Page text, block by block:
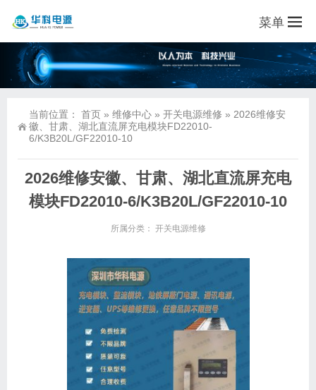
菜单
当前位置： 首页 » 维修中心 » 开关电源维修 » 2026维修安
徽、甘肃、湖北直流屏充电模块FD22010-
6/K3B20L/GF22010-10
2026维修安徽、甘肃、湖北直流屏充电
模块FD22010-6/K3B20L/GF22010-10
所属分类： 开关电源维修